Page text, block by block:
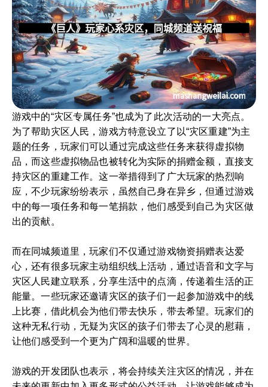
游戏中的“灾区专属任务”也成为了此次活动的一大亮点。
为了帮助灾区人民，游戏方特意设立了以“灾区重建”为主
题的任务，玩家们可以通过完成这些任务来获得虚拟物
品，而这些虚拟物品也被转化为实际的捐赠金额，直接支
持灾区的重建工作。这一举措得到了广大玩家的热烈响
应，不少玩家纷纷表示，虽然自己身在异乡，但通过游戏
中的每一项任务和每一笔捐款，他们感受到自己为灾区做
出的贡献。
而在同城频道里，玩家们不仅通过游戏物资捐赠表达爱
心，还有很多玩家主动组织线上活动，通过语音和文字与
灾区人民建立联系，分享生活中的点滴，传递着生活的正
能量。一些玩家还邀请灾区的孩子们一起参加游戏中的线
上比赛，借此机会为他们带去快乐，带去希望。玩家们的
这种无私行动，无疑为灾区的孩子们带去了心灵的慰藉，
让他们感受到一个更为广阔和温暖的世界。
游戏的开发团队也表示，将会持续关注灾区的情况，并在